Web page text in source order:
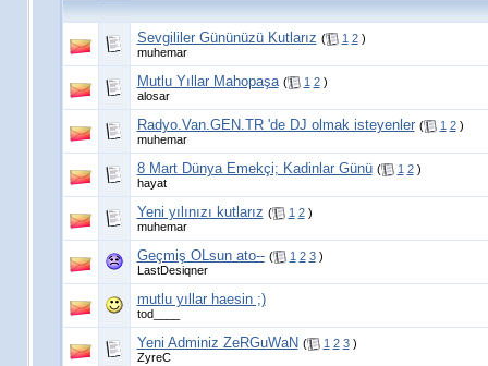
Sevgililer Gününüzü Kutlarız ( 1 2 )
muhemar
Mutlu Yıllar Mahopaşa ( 1 2 )
alosar
Radyo.Van.GEN.TR 'de DJ olmak isteyenler ( 1 2 )
muhemar
8 Mart Dünya Emekçi; Kadinlar Günü ( 1 2 )
hayat
Yeni yılınızı kutlarız ( 1 2 )
muhemar
Geçmiş OLsun ato-- ( 1 2 3 )
LastDesiqner
mutlu yıllar haesin ;)
tod____
Yeni Adminiz ZeRGuWaN ( 1 2 3 )
ZyreC